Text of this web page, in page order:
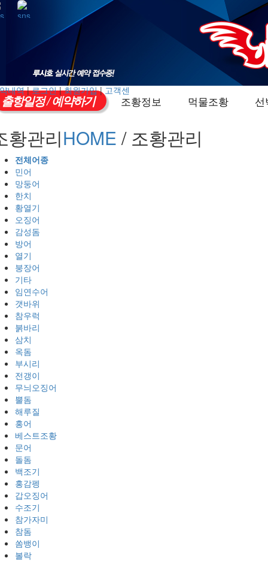
내역|로그인|회원가입|고객센
출항일정 / 예약하기 조황정보 먹물조황
황관리HOME / 조황관리
전체어종
민어
망둥어
한치
황열기
오징어
감성돔
방어
열기
붕장어
기타
임연수어
갯바위
참우럭
붉바리
삼치
옥돔
부시리
전갱이
무늬오징어
뿔돔
해루질
홍어
베스트조황
문어
돌돔
백조기
홍감펭
갑오징어
수조기
참가자미
참돔
쏨뱅이
볼락